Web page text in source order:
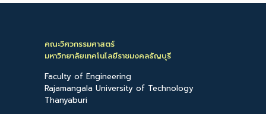
คณะวิศวกรรมศาสตร์
มหาวิทยาลัยเทคโนโลยีราชมงคลธัญบุรี
Faculty of Engineering
Rajamangala University of Technology
Thanyaburi